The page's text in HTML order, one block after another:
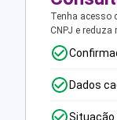
Tenha acesso
CNPJ e
Dados
Situação